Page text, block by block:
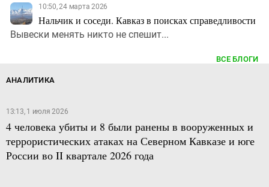
10:50, 24 марта 2026
Нальчик и соседи. Кавказ в поисках справедливости
Вывески менять никто не спешит...
ВСЕ БЛОГИ
АНАЛИТИКА
13:13, 1 июля 2026
4 человека убиты и 8 были ранены в вооруженных и
террористических атаках на Северном Кавказе и юге
России во II квартале 2026 года